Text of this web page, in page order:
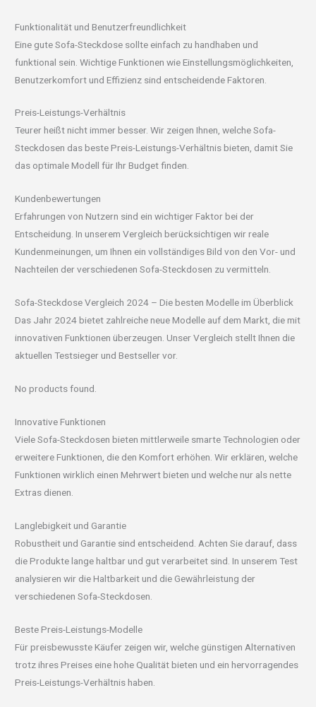
Funktionalität und Benutzerfreundlichkeit
Eine gute Sofa-Steckdose sollte einfach zu handhaben und
funktional sein. Wichtige Funktionen wie Einstellungsmöglichkeiten,
Benutzerkomfort und Effizienz sind entscheidende Faktoren.
Preis-Leistungs-Verhältnis
Teurer heißt nicht immer besser. Wir zeigen Ihnen, welche Sofa-
Steckdosen das beste Preis-Leistungs-Verhältnis bieten, damit Sie
das optimale Modell für Ihr Budget finden.
Kundenbewertungen
Erfahrungen von Nutzern sind ein wichtiger Faktor bei der
Entscheidung. In unserem Vergleich berücksichtigen wir reale
Kundenmeinungen, um Ihnen ein vollständiges Bild von den Vor- und
Nachteilen der verschiedenen Sofa-Steckdosen zu vermitteln.
Sofa-Steckdose Vergleich 2024 – Die besten Modelle im Überblick
Das Jahr 2024 bietet zahlreiche neue Modelle auf dem Markt, die mit
innovativen Funktionen überzeugen. Unser Vergleich stellt Ihnen die
aktuellen Testsieger und Bestseller vor.
No products found.
Innovative Funktionen
Viele Sofa-Steckdosen bieten mittlerweile smarte Technologien oder
erweitere Funktionen, die den Komfort erhöhen. Wir erklären, welche
Funktionen wirklich einen Mehrwert bieten und welche nur als nette
Extras dienen.
Langlebigkeit und Garantie
Robustheit und Garantie sind entscheidend. Achten Sie darauf, dass
die Produkte lange haltbar und gut verarbeitet sind. In unserem Test
analysieren wir die Haltbarkeit und die Gewährleistung der
verschiedenen Sofa-Steckdosen.
Beste Preis-Leistungs-Modelle
Für preisbewusste Käufer zeigen wir, welche günstigen Alternativen
trotz ihres Preises eine hohe Qualität bieten und ein hervorragendes
Preis-Leistungs-Verhältnis haben.